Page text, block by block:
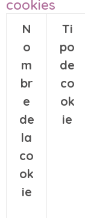
cookies
N
o
m
br
e
de
la
co
ok
ie
Ti
po
de
co
ok
ie